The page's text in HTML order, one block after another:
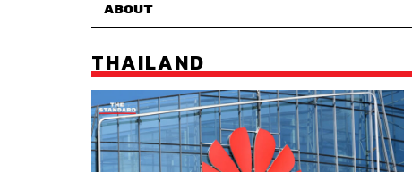
ABOUT
THAILAND